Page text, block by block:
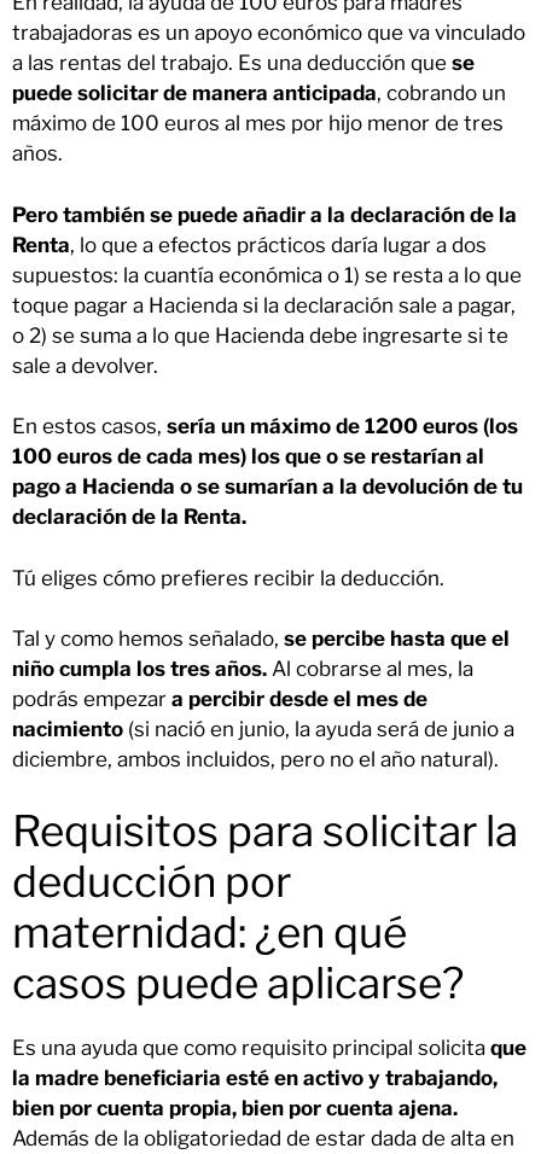
trabajadoras es un apoyo económico que va vinculado
a las rentas del trabajo. Es una deducción que se
puede solicitar de manera anticipada, cobrando un
máximo de 100 euros al mes por hijo menor de tres
años.
Pero también se puede añadir a la declaración de la
Renta, lo que a efectos prácticos daría lugar a dos
supuestos: la cuantía económica o 1) se resta a lo que
toque pagar a Hacienda si la declaración sale a pagar,
o 2) se suma a lo que Hacienda debe ingresarte si te
sale a devolver.
En estos casos, sería un máximo de 1200 euros (los
100 euros de cada mes) los que o se restarían al
pago a Hacienda o se sumarían a la devolución de tu
declaración de la Renta.
Tú eliges cómo prefieres recibir la deducción.
Tal y como hemos señalado, se percibe hasta que el
niño cumpla los tres años. Al cobrarse al mes, la
podrás empezar a percibir desde el mes de
nacimiento (si nació en junio, la ayuda será de junio a
diciembre, ambos incluidos, pero no el año natural).
Requisitos para solicitar la
deducción por
maternidad: ¿en qué
casos puede aplicarse?
Es una ayuda que como requisito principal solicita que
la madre beneficiaria esté en activo y trabajando,
bien por cuenta propia, bien por cuenta ajena.
Además de la obligatoriedad de estar dada de alta en